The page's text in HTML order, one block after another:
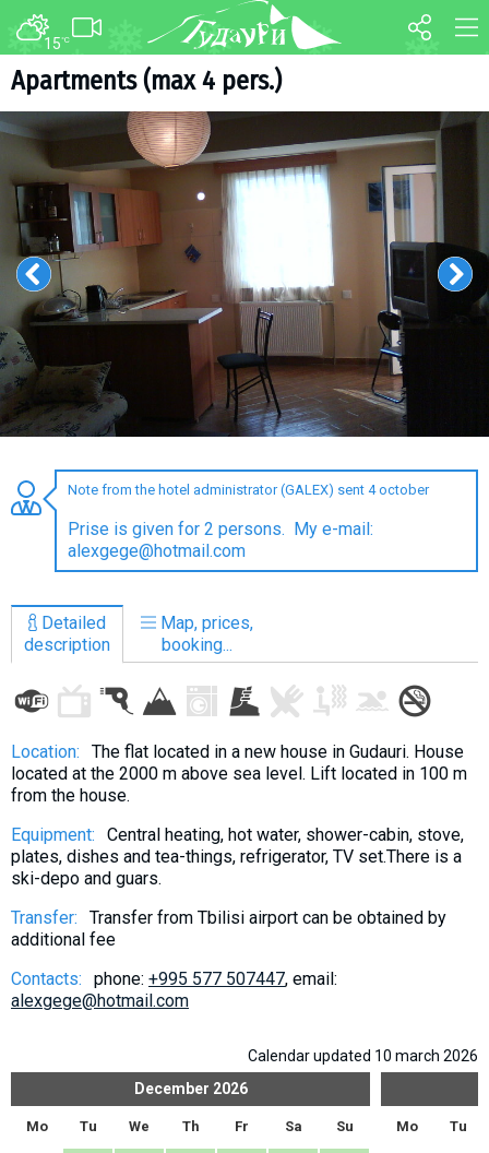
15°C
Apartments (max 4 pers.)
Note from the hotel administrator (GALEX) sent 4 october
Prise is given for 2 persons. My e-mail:
alexgege@hotmail.com
Detailed
description
Map, prices,
booking...
Location:
The flat located in a new house in Gudauri. House
located at the 2000 m above sea level. Lift located in 100 m
from the house.
Equipment:
Central heating, hot water, shower-cabin, stove,
plates, dishes and tea-things, refrigerator, TV set.There is a
ski-depo and guars.
Transfer:
Transfer from Tbilisi airport can be obtained by
additional fee
Contacts:
phone: +995 577 507447, email:
alexgege@hotmail.com
Calendar updated 10 march 2026
December 2026
Mo Tu We Th Fr Sa Su Mo Tu
FORUM
TRANSFER
About ski resort
Piste map
Ski pass
Ski instructors
Ski rent
Ski service
Kids in Gudauri
Events schedule
Gudauri
INFO
LODGING
Apartments
Hotels
% Hot deals
Long term rent
Other
GEORGIA
About Georgia
What to drink?
Travel reports